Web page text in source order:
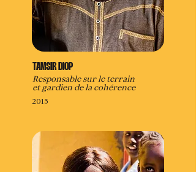
TAMSIR DIOP
Responsable sur le terrain
et gardien de la cohérence
2015